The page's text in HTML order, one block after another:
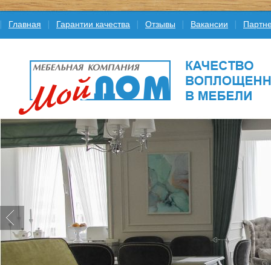
Главная Гарантии качества Отзывы Вакансии